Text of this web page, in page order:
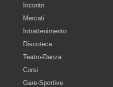
Incontri
Mercati
Intrattenimento
Discoteca
Teatro-Danza
Corsi
Gare-Sportive